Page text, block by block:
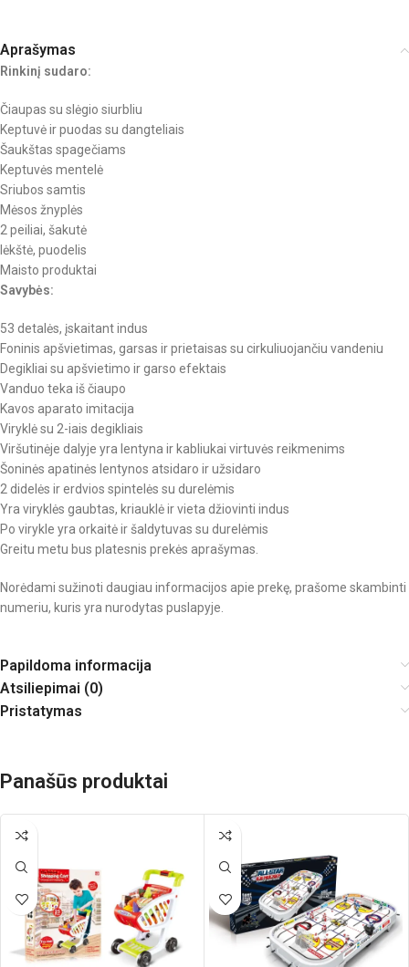
Aprašymas
Rinkinį sudaro:
Čiaupas su slėgio siurbliu
Keptuvė ir puodas su dangteliais
Šaukštas spagečiams
Keptuvės mentelė
Sriubos samtis
Mėsos žnyplės
2 peiliai, šakutė
lėkštė, puodelis
Maisto produktai
Savybės:
53 detalės, įskaitant indus
Foninis apšvietimas, garsas ir prietaisas su cirkuliuojančiu vandeniu
Degikliai su apšvietimo ir garso efektais
Vanduo teka iš čiaupo
Kavos aparato imitacija
Viryklė su 2-iais degikliais
Viršutinėje dalyje yra lentyna ir kabliukai virtuvės reikmenims
Šoninės apatinės lentynos atsidaro ir užsidaro
2 didelės ir erdvios spintelės su durelėmis
Yra viryklės gaubtas, kriauklė ir vieta džiovinti indus
Po virykle yra orkaitė ir šaldytuvas su durelėmis
Greitu metu bus platesnis prekės aprašymas.
Norėdami sužinoti daugiau informacijos apie prekę, prašome skambinti
numeriu, kuris yra nurodytas puslapyje.
Papildoma informacija
Atsiliepimai (0)
Pristatymas
Panašūs produktai